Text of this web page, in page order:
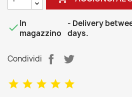
In
magazzino
- Delivery
days.
Condividi